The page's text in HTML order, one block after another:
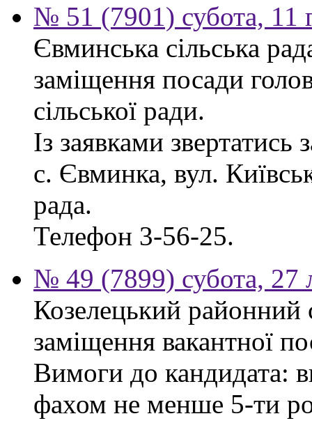
№ 51 (7901) субота, 11
Євминська сільська
заміщення посади
сільської ради.
Із заявками
с. Євминка, вул.
рада.
Телефон 3-56-25.
№ 49 (7899) субота, 27
Козелецький районний
заміщення вакантної
Вимоги до кандидата:
фахом не менше 5-ти